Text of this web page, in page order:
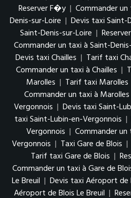
Reserver F�y | Commander
Denis-sur-Loire | Devis taxi Saint-
Saint-Denis-sur-Loire |
Commander un taxi à Saint-
Devis taxi Chailles | Tarif taxi
Commander un taxi à Chailles |
Marolles | Tarif taxi Marolles
Commander un taxi à Marolles
Vergonnois | Devis taxi Saint-
taxi Saint-Lubin-en-Vergonnois |
Vergonnois | Commander
Vergonnois | Taxi Gare de Blois |
Tarif taxi Gare de Blois |
Commander un taxi à Gare de
Le Breuil | Devis taxi Aéroport de
Aéroport de Blois Le Breuil |